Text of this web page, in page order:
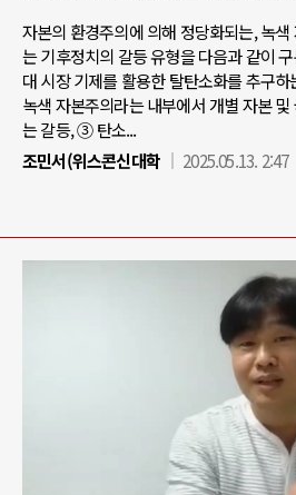
자본의 환경주의에 의해 정당화되는, 녹
는 기후정치의 갈등 유형을 다음과 같이
대 시장 기제를 활용한 탈탄소화를 추구
녹색 자본주의라는 내부에서 개별 자본
는 갈등, ③ 탄소...
조민서(위스콘신대학
2025.05.13. 2:47